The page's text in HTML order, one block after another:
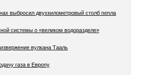
выбросил двухкилометровый столб пепла
системы о «великом водоразделе»
вулкана Тааль
газа в Европу